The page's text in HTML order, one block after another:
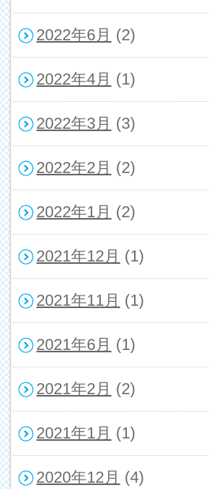
2022年6月 (2)
2022年4月 (1)
2022年3月 (3)
2022年2月 (2)
2022年1月 (2)
2021年12月 (1)
2021年11月 (1)
2021年6月 (1)
2021年2月 (2)
2021年1月 (1)
2020年12月 (4)